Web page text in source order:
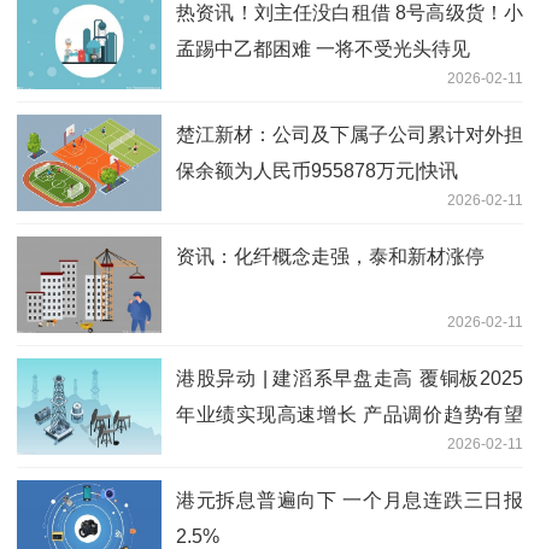
热资讯！刘主任没白租借 8号高级货！小
孟踢中乙都困难 一将不受光头待见
2026-02-11
楚江新材：公司及下属子公司累计对外担
保余额为人民币955878万元|快讯
2026-02-11
资讯：化纤概念走强，泰和新材涨停
2026-02-11
港股异动 | 建滔系早盘走高 覆铜板2025
年业绩实现高速增长 产品调价趋势有望
2026-02-11
港元拆息普遍向下 一个月息连跌三日报
2.5%